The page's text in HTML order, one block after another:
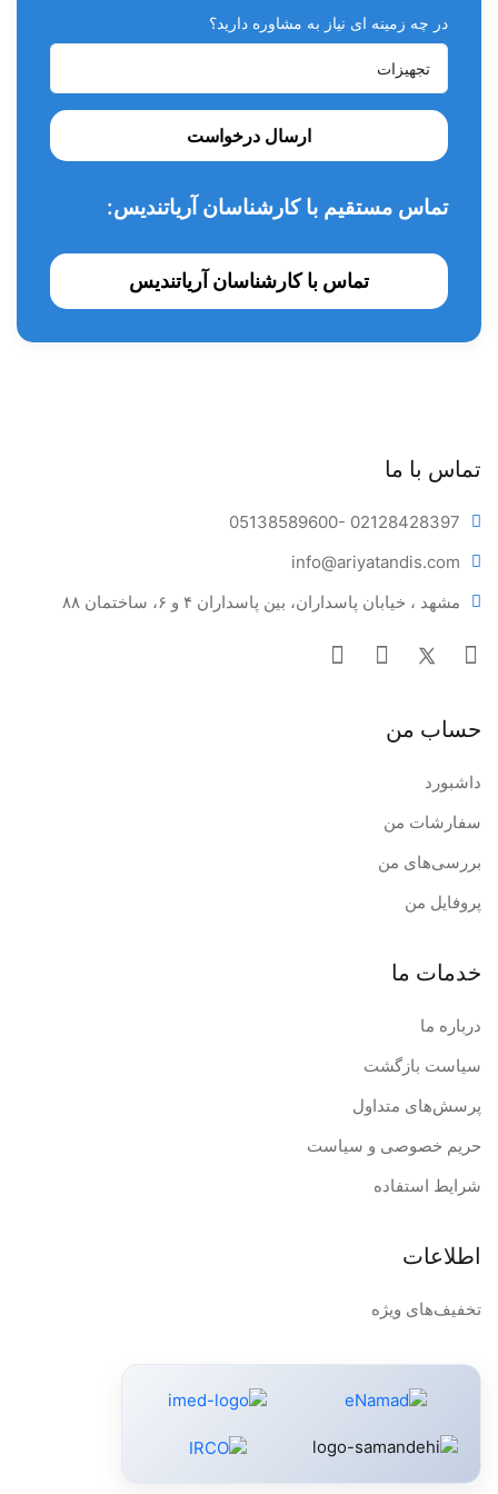
بسته بندی به صورت 6 عددی می باشد.
در چه زمینه ای نیاز به مشاوره دارید؟
ارسال درخواست
تماس مستقیم با کارشناسان آریاتندیس:
تماس با کارشناسان آریاتندیس
تماس با ما
05138589600- 02128428397
info@ariyatandis.com
مشهد ، خیابان پاسداران، بین پاسداران ۴ و ۶، ساختمان ۸۸
حساب من
داشبورد
سفارشات من
بررسی‌های من
پروفایل من
خدمات ما
درباره ما
سیاست بازگشت
پرسش‌های متداول
حریم خصوصی و سیاست
شرایط استفاده
اطلاعات
تخفیف‌های ویژه